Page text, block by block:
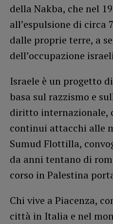
della Nakba, che nel
all’espulsione di circa
dalle proprie terre, a
dell’occupazione
Israele è un progetto
basa sul razzismo e
diritto internazionale,
continui attacchi alle
Sumud Flottilla,
da anni tentano di
corso in Palestina
Chi vive a Piacenza,
città in Italia e nel